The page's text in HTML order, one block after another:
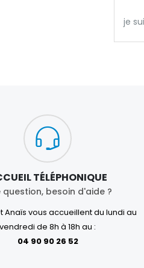
je
TÉLÉPHONIQUE
question, besoin d'aide ?
Anaïs vous accueillent du lundi au
vendredi de 8h à 18h au :
04 90 90 26 52